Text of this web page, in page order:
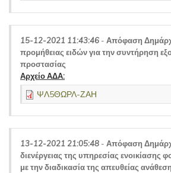
15-12-2021 11:43:46 - Απόφαση
προμήθειας ειδών για την συντήρηση
προστασίας
Αρχείο ΑΔΑ:
ΨΛ5ΘΩΡΛ-ΖΑΗ
13-12-2021 21:05:48 - Απόφαση
διενέργειας της υπηρεσίας ενοικίασης
με την διαδικασία της απευθείας